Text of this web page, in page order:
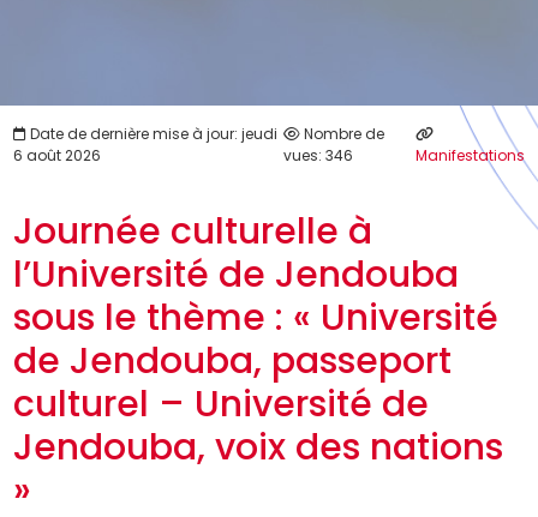
Date de dernière mise à jour: jeudi
6 août 2026
Nombre de
vues: 346
Manifestations
Journée culturelle à
l’Université de Jendouba
sous le thème : « Université
de Jendouba, passeport
culturel – Université de
Jendouba, voix des nations
»